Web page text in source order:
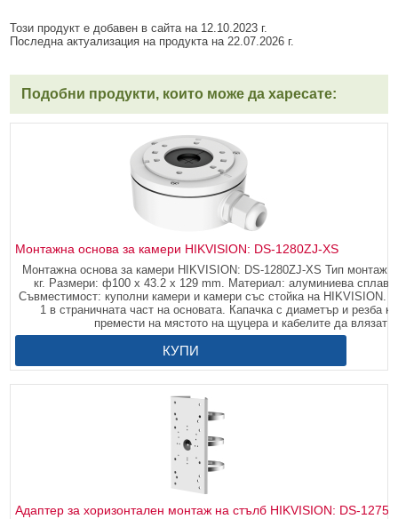
Този продукт е добавен в сайта на 12.10.2023 г.
Последна актуализация на продукта на 22.07.2026 г.
Подобни продукти, които може да харесате:
Монтажна основа за камери HIKVISION: DS-1280ZJ-XS
Монтажна основа за камери HIKVISION: DS-1280ZJ-XS Тип
кг. Размери: ф100 x 43.2 x 129 mm. Материал: алуминиева
Съвместимост: куполни камери и камери със стойка на
1 в страничната част на основата. Капачка с диаметър и резба
премести на мястото на щуцера и кабелите да влязат
КУПИ
Адаптер за хоризонтален монтаж на стълб HIKVISION: DS-